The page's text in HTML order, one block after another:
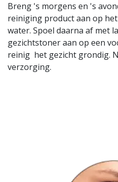
Breng 's morgens en 's
reiniging product aan op
water. Spoel daarna af met
gezichtstoner aan op een
reinig het gezicht grondig.
verzorging.